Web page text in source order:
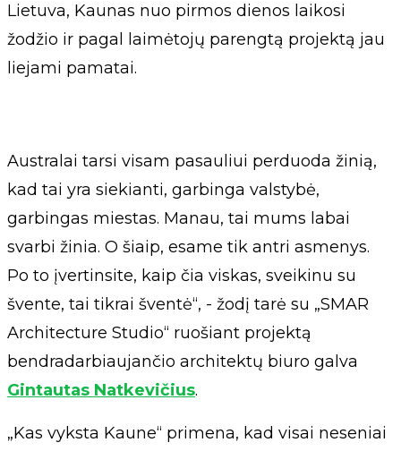
Lietuva, Kaunas nuo pirmos dienos laikosi
žodžio ir pagal laimėtojų parengtą projektą jau
liejami pamatai.
Australai tarsi visam pasauliui perduoda žinią,
kad tai yra siekianti, garbinga valstybė,
garbingas miestas. Manau, tai mums labai
svarbi žinia. O šiaip, esame tik antri asmenys.
Po to įvertinsite, kaip čia viskas, sveikinu su
švente, tai tikrai šventė“, - žodį tarė su „SMAR
Architecture Studio“ ruošiant projektą
bendradarbiaujančio architektų biuro galva
Gintautas Natkevičius.
„Kas vyksta Kaune“ primena, kad visai neseniai